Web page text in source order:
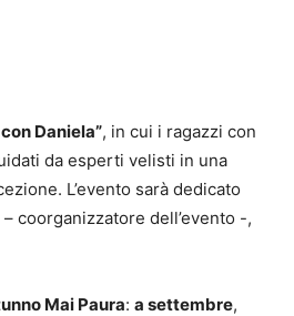
Daniela”, in cui i ragazzi con
da esperti velisti in una
L’evento sarà dedicato
– coorganizzatore dell’evento -,
Mai Paura: a settembre,